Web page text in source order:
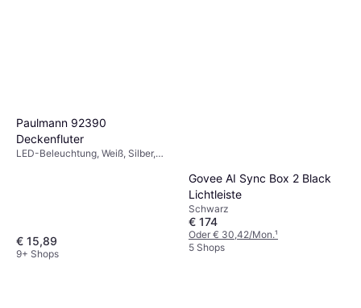
Paulmann 92390
Deckenfluter
LED-Beleuchtung, Weiß, Silber,
€ 15,89
9+ Shops
Govee AI Sync Box 2 Black
Lichtleiste
Schwarz
€ 174
Oder € 30,42/Mon.¹
5 Shops